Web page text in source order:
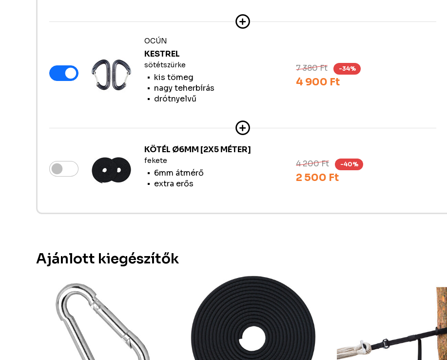
OCÚN
KESTREL
sötétszürke
kis tömeg
nagy teherbírás
drótnyelvű
7 380 Ft -34%
4 900 Ft
KÖTÉL Ø6MM [2X5 MÉTER]
fekete
6mm átmérő
extra erős
4 200 Ft -40%
2 500 Ft
Ajánlott kiegészítők